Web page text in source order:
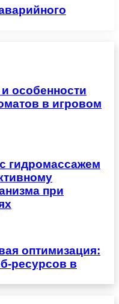
особенности
в игровом
гидромассажем
при
оптимизация:
ресурсов в